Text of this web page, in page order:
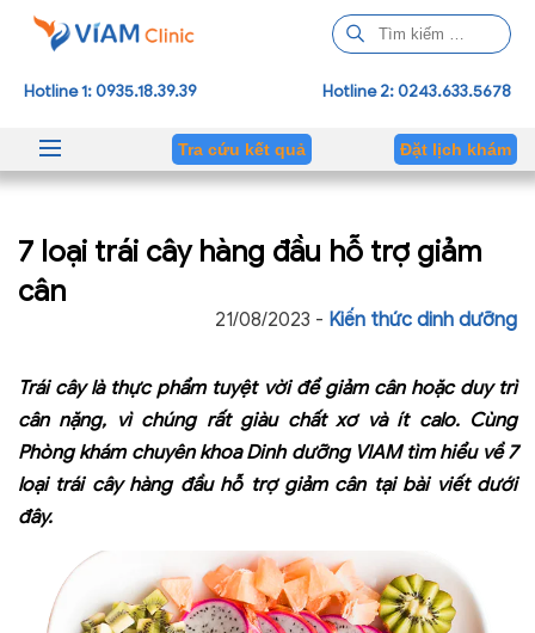
ì
m
h
Hotline 1: 0935.18.39.39 Hotline 2: 0243.633.5678
Tra cứu kết quả Đặt lịch khám
7 loại trái cây hàng đầu hỗ trợ giảm
cân
21/08/2023 - Kiến thức dinh dưỡng
Trái cây là thực phẩm tuyệt vời để giảm cân hoặc duy trì
cân nặng, vì chúng rất giàu chất xơ và ít calo. Cùng
Phòng khám chuyên khoa Dinh dưỡng VIAM tìm hiểu về 7
loại trái cây hàng đầu hỗ trợ giảm cân tại bài viết dưới
đây.